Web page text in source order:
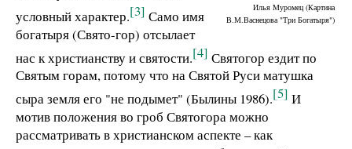
Илья Муромец (Картина
В.М.Васнецова "Три Богатыря")
условный характер.[3] Само имя
богатыря (Свято-гор) отсылает
нас к христианству и святости.[4] Святогор ездит по
Святым горам, потому что на Святой Руси матушка
сыра земля его "не подымет" (Былины 1986).[5] И
мотив положения во гроб Святогора можно
рассматривать в христианском аспекте – как